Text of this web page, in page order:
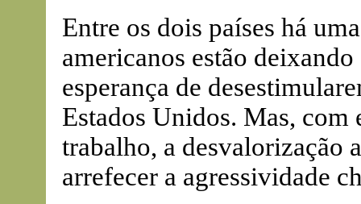
Entre os dois países há
americanos estão
esperança de
Estados Unidos. Mas, com
trabalho, a desvalorização
arrefecer a agressividade